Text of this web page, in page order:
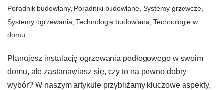
Poradnik budowlany, Poradniki budowlane, Systemy grzewcze,
Systemy ogrzewania, Technologia budowlana, Technologie w
domu
Planujesz instalację ogrzewania podłogowego w swoim
domu, ale zastanawiasz się, czy to na pewno dobry
wybór? W naszym artykule przybliżamy kluczowe aspekty,